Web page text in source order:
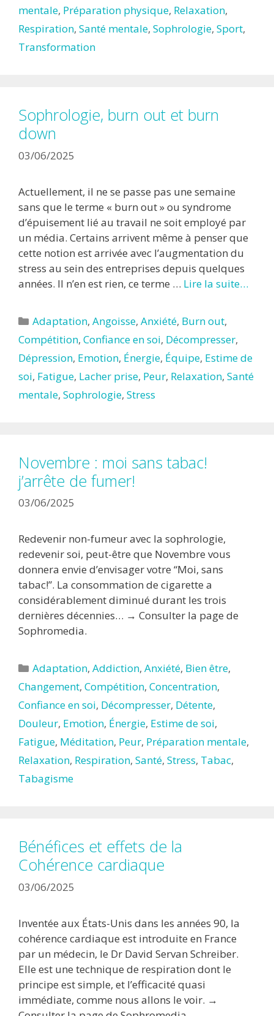
mentale, Préparation physique, Relaxation,
Respiration, Santé mentale, Sophrologie, Sport,
Transformation
Sophrologie, burn out et burn
down
03/06/2025
Actuellement, il ne se passe pas une semaine
sans que le terme « burn out » ou syndrome
d’épuisement lié au travail ne soit employé par
un média. Certains arrivent même à penser que
cette notion est arrivée avec l’augmentation du
stress au sein des entreprises depuis quelques
années. Il n’en est rien, ce terme … Lire la suite…
Catégories
Adaptation,Angoisse,Anxiété, Burn out,
Compétition, Confiance en soi, Décompresser,
Dépression, Emotion, Énergie, Équipe, Estime de
soi, Fatigue, Lacher prise, Peur, Relaxation, Santé
mentale, Sophrologie, Stress
Novembre : moi sans tabac!
j’arrête de fumer!
03/06/2025
Redevenir non-fumeur avec la sophrologie,
redevenir soi, peut-être que Novembre vous
donnera envie d’envisager votre “Moi, sans
tabac!”. La consommation de cigarette a
considérablement diminué durant les trois
dernières décennies… → Consulter la page de
Sophromedia.
Catégories
Adaptation,Addiction,Anxiété, Bien être,
Changement, Compétition, Concentration,
Confiance en soi, Décompresser, Détente,
Douleur, Emotion, Énergie, Estime de soi,
Fatigue, Méditation, Peur, Préparation mentale,
Relaxation, Respiration, Santé, Stress, Tabac,
Tabagisme
Bénéfices et effets de la
Cohérence cardiaque
03/06/2025
Inventée aux États-Unis dans les années 90, la
cohérence cardiaque est introduite en France
par un médecin, le Dr David Servan Schreiber.
Elle est une technique de respiration dont le
principe est simple, et l’efficacité quasi
immédiate, comme nous allons le voir. →